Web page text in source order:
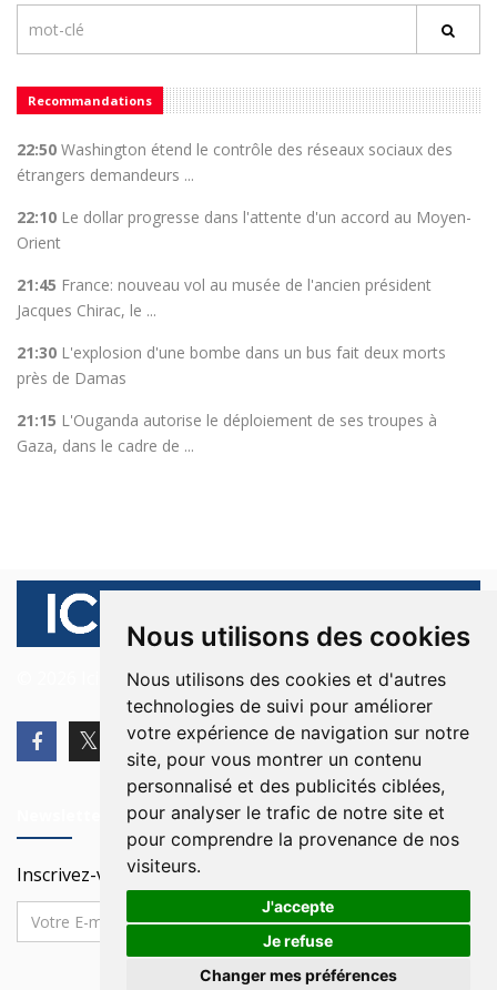
Nous utilisons des cookies
Nous utilisons des cookies et d'autres
technologies de suivi pour améliorer
votre expérience de navigation sur notre
site, pour vous montrer un contenu
personnalisé et des publicités ciblées,
pour analyser le trafic de notre site et
pour comprendre la provenance de nos
visiteurs.
J'accepte
Je refuse
Changer mes préférences
Recommandations
22:50 Washington étend le contrôle des réseaux sociaux des
étrangers demandeurs ...
22:10 Le dollar progresse dans l'attente d'un accord au Moyen-
Orient
21:45 France: nouveau vol au musée de l'ancien président
Jacques Chirac, le ...
21:30 L'explosion d'une bombe dans un bus fait deux morts
près de Damas
21:15 L'Ouganda autorise le déploiement de ses troupes à
Gaza, dans le cadre de ...
© 2026 Ici Beyrouth. Tous les droits sont réservés.
Inscrivez-vous à notre Newsletter